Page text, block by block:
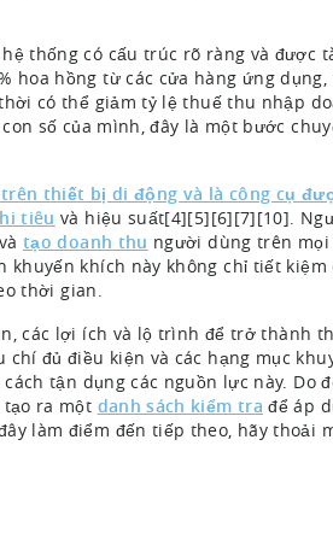
thống có cấu trúc rõ ràng và được
hoa hồng từ các cửa hàng ứng
có thể giảm tỷ lệ thuế thu nhập
số của mình, đây là một bước
thiết bị di động và là công cụ
tiêu và hiệu suất[4][5][6][7][10].
tạo doanh thu người dùng trên
khuyến khích này không chỉ tiết
thời gian.
các lợi ích và lộ trình để trở thành
đủ điều kiện và các hạng mục
tận dụng các nguồn lực này. Do
ra một danh sách kiểm tra để áp
làm điểm đến tiếp theo, hãy thoải